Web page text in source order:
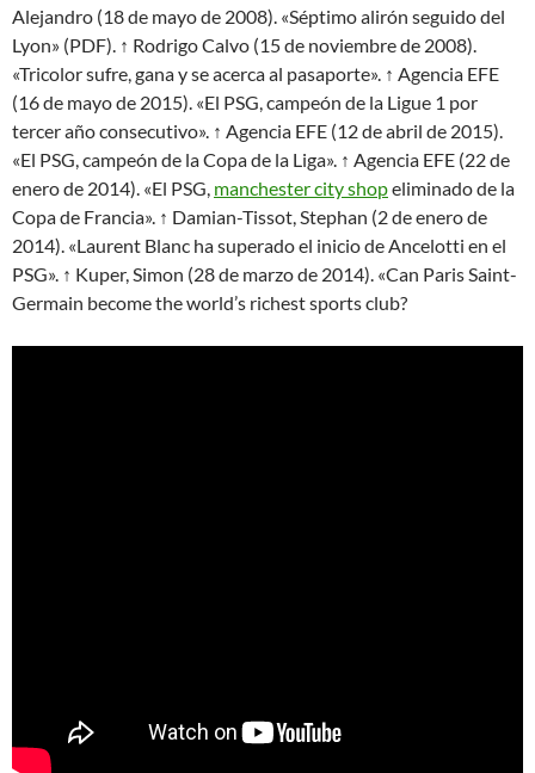
Alejandro (18 de mayo de 2008). «Séptimo alirón seguido del
Lyon» (PDF). ↑ Rodrigo Calvo (15 de noviembre de 2008).
«Tricolor sufre, gana y se acerca al pasaporte». ↑ Agencia EFE
(16 de mayo de 2015). «El PSG, campeón de la Ligue 1 por
tercer año consecutivo». ↑ Agencia EFE (12 de abril de 2015).
«El PSG, campeón de la Copa de la Liga». ↑ Agencia EFE (22 de
enero de 2014). «El PSG, manchester city shopeliminado de la
Copa de Francia». ↑ Damian-Tissot, Stephan (2 de enero de
2014). «Laurent Blanc ha superado el inicio de Ancelotti en el
PSG». ↑ Kuper, Simon (28 de marzo de 2014). «Can Paris Saint-
Germain become the world’s richest sports club?